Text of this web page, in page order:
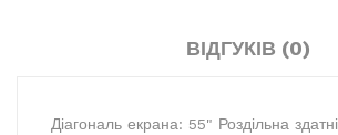
ВІДГУКІВ (0)
Діагональ екрана: 55" Роздільна